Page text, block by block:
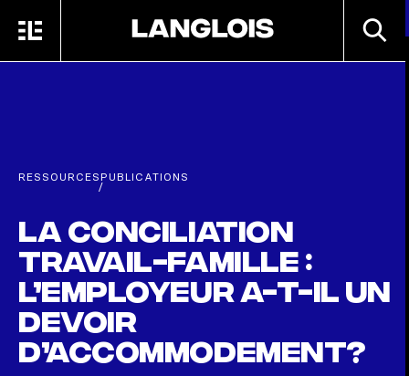
MENU
RESSOURCES
/
PUBLICATIONS
La conciliation
travail-famille :
l’employeur a-t-il un
devoir
d’accommodement?